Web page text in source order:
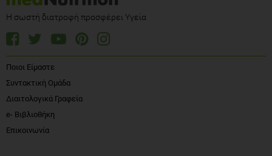
Η σωστή διατροφή προσφέρει Υγεία
Ποιοι Είμαστε
Συντακτική Ομάδα
Διαιτολογικά Γραφεία
e- Βιβλιοθήκη
Επικοινωνία